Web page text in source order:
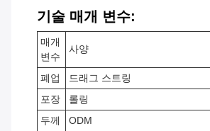
기술 매개 변수:
매개
변수
사양
폐업
드래그 스트링
포장
롤링
두께
ODM